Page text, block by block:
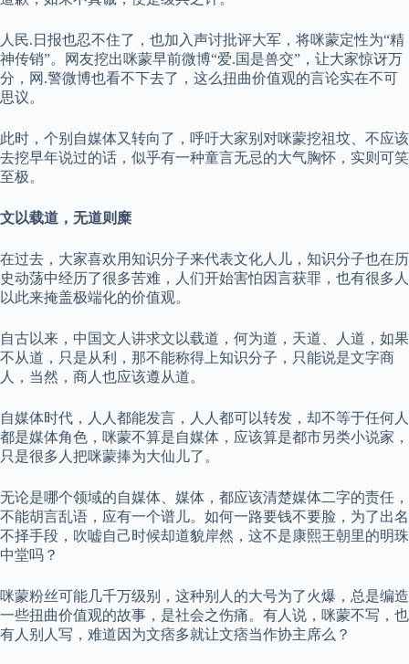
人民.日报也忍不住了，也加入声讨批评大军，将咪蒙定性为“精
神传销”。网友挖出咪蒙早前微博“爱.国是兽交”，让大家惊讶万
分，网.警微博也看不下去了，这么扭曲价值观的言论实在不可
思议。
此时，个别自媒体又转向了，呼吁大家别对咪蒙挖祖坟、不应该
去挖早年说过的话，似乎有一种童言无忌的大气胸怀，实则可笑
至极。
文以载道，无道则糜
在过去，大家喜欢用知识分子来代表文化人儿，知识分子也在历
史动荡中经历了很多苦难，人们开始害怕因言获罪，也有很多人
以此来掩盖极端化的价值观。
自古以来，中国文人讲求文以载道，何为道，天道、人道，如果
不从道，只是从利，那不能称得上知识分子，只能说是文字商
人，当然，商人也应该遵从道。
自媒体时代，人人都能发言，人人都可以转发，却不等于任何人
都是媒体角色，咪蒙不算是自媒体，应该算是都市另类小说家，
只是很多人把咪蒙捧为大仙儿了。
无论是哪个领域的自媒体、媒体，都应该清楚媒体二字的责任，
不能胡言乱语，应有一个谱儿。如何一路要钱不要脸，为了出名
不择手段，吹嘘自己时候却道貌岸然，这不是康熙王朝里的明珠
中堂吗？
咪蒙粉丝可能几千万级别，这种别人的大号为了火爆，总是编造
一些扭曲价值观的故事，是社会之伤痛。有人说，咪蒙不写，也
有人别人写，难道因为文痞多就让文痞当作协主席么？